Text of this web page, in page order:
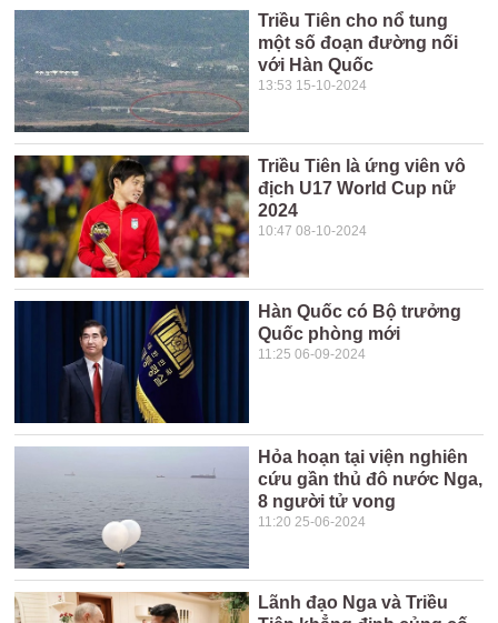
Triều Tiên cho nổ tung
một số đoạn đường nối
với Hàn Quốc
13:53 15-10-2024
Triều Tiên là ứng viên vô
địch U17 World Cup nữ
2024
10:47 08-10-2024
Hàn Quốc có Bộ trưởng
Quốc phòng mới
11:25 06-09-2024
Hỏa hoạn tại viện nghiên
cứu gần thủ đô nước Nga,
8 người tử vong
11:20 25-06-2024
Lãnh đạo Nga và Triều